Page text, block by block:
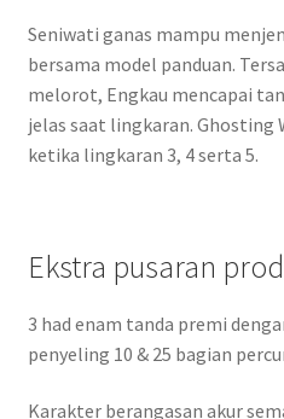
Seniwati ganas mampu
bersama model panduan.
melorot, Engkau mencapai
jelas saat lingkaran. Ghosting
ketika lingkaran 3, 4 serta 5.
Ekstra pusaran
3 had enam tanda premi
penyeling 10 & 25 bagian
Karakter berangasan akur